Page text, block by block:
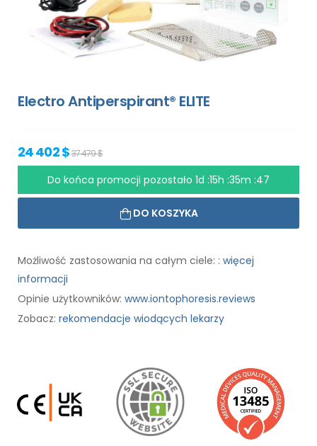
Electro Antiperspirant® ELITE
24 402 $37 479 $
Do końca promocji pozostało 1d :15h :35m :46
DO KOSZYKA
Możliwość zastosowania na całym ciele: : więcej
informacji
Opinie użytkowników: www.iontophoresis.reviews
Zobacz: rekomendacje wiodących lekarzy